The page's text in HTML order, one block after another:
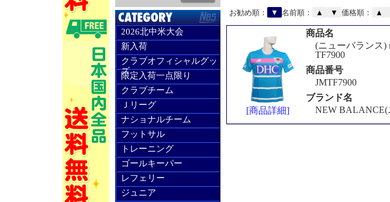
2026北中米大会
新入荷
クラブオフィシャルグッ
ズ
限定入荷一点限り
クラブチーム
Ｊリーグ
ナショナルチーム
フットサル
トレーニング
ゴールキーパー
レフェリー
ジュニア
お勧め順： ▼ 名前順： ▲ ▼ 価格順： ▲
[商品詳細]
商品名
(ニューバランス)
TF7900
商品番号
JMTF7900
ブランド名
NEW